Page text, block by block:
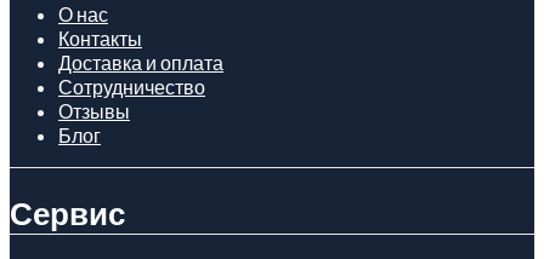
О нас
Контакты
Доставка и оплата
Сотрудничество
Отзывы
Блог
Сервис